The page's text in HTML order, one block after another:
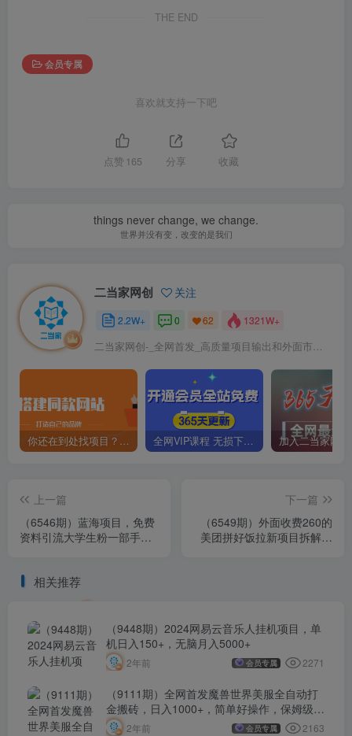
THE END
会员专属
喜欢就支持一下吧
点赞 165 分享 收藏
things never change, we change.
世界并没有变，改变的是我们
二当家网创 关注
2.2W+ 0 62 1321W+
你还在到处找项目？还在当韭菜？我靠卖项目一个月收入5万+，曾经我也是个失败者。 全网VIP课程 无损下载~
上一篇
（6546期）蓝海项目，免费
资料引流大学生粉一部手机
下一篇
（6549期）外面收费260的
美团拼好饭拉新项目拆解：
相关推荐
（9448期）2024网易云音乐人挂机项目，单
机日入150+，无脑月入5000+
2年前 会员专属 2271
（9111期）全网首发魔兽世界美服全自动打
金搬砖，日入1000+，简单好操作，保姆级教
学
2年前 会员专属 2163